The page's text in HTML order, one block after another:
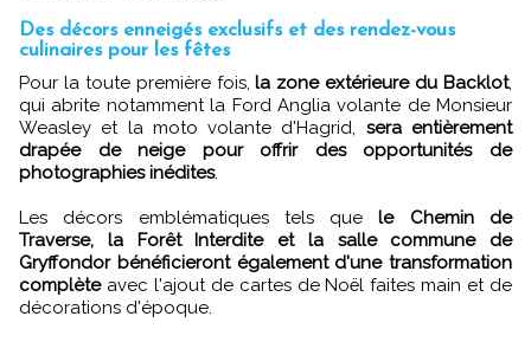
Des décors enneigés exclusifs et des rendez-vous
culinaires pour les fêtes
Pour la toute première fois,la zone extérieure du Backlot,
qui abrite notamment la Ford Anglia volante de Monsieur
Weasley et la moto volante d'Hagrid, sera entièrement
drapée de neige pour offrir des opportunités de
photographies inédites.
Les décors emblématiques tels quele Chemin de
Traverse, la Forêt Interdite et la salle commune de
Gryffondor bénéficieront également d'une transformation
complèteavec l'ajout de cartes de Noël faites main et de
décorations d'époque.